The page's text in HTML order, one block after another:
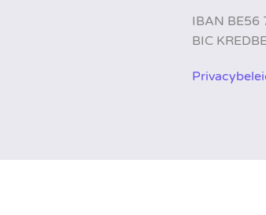
IBAN BE56
BIC